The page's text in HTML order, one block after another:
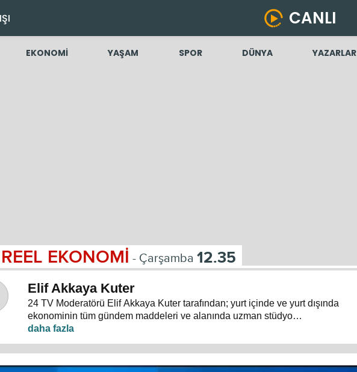
CANLI
EKONOMİ YAŞAM SPOR DÜNYA YAZARLAR
REEL EKONOMİ - Çarşamba 12.35
Elif Akkaya Kuter
24 TV Moderatörü Elif Akkaya Kuter tarafından; yurt içinde ve yurt dışında
ekonominin tüm gündem maddeleri ve alanında uzman stüdyo
konuklarıyla sebep sonuç ilişkileri analiz ediliyor.